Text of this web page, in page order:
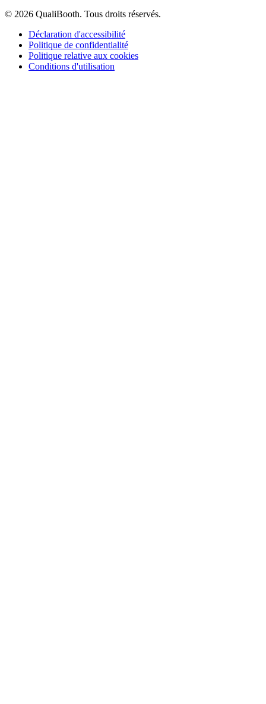
© 2026 QualiBooth. Tous droits réservés.
Déclaration d'accessibilité
Politique de confidentialité
Politique relative aux cookies
Conditions d'utilisation